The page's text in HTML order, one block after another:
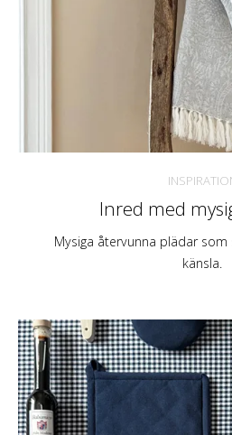
Inred med
Mysiga återvunna plädar
känsla.